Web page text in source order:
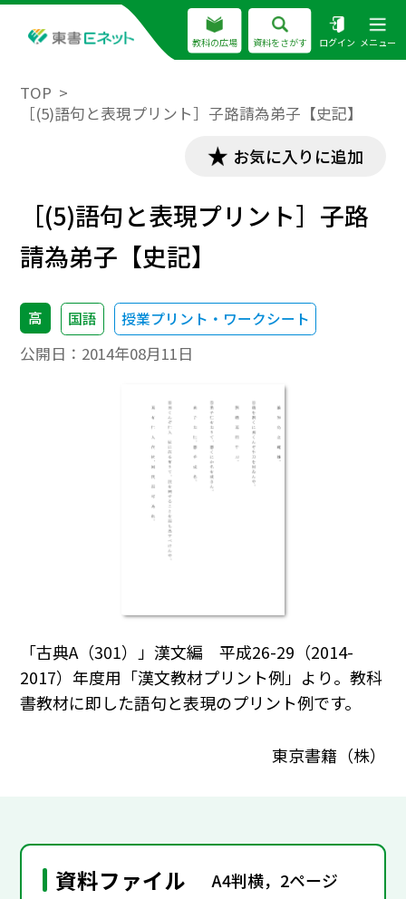
教科の広場 資料をさがす ログイン メニュー
TOP
［(5)語句と表現プリント］子路請為弟子【史記】
お気に入りに追加
［(5)語句と表現プリント］子路
請為弟子【史記】
高 国語 授業プリント・ワークシート
公開日： 2014年08月11日
「古典A（301）」漢文編 平成26-29（2014-
2017）年度用「漢文教材プリント例」より。教科
書教材に即した語句と表現のプリント例です。
東京書籍（株）
資料ファイル A4判横，2ページ